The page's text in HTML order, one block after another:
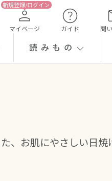
マイページ ガイド 問
読みもの
、お肌にやさしい日焼